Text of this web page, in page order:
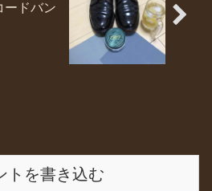
ードバン
トを書き込む